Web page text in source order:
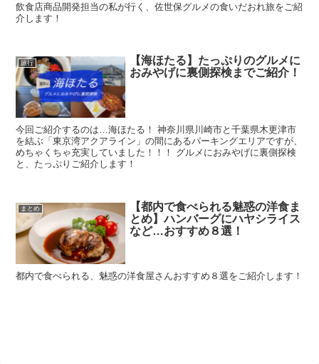
飲食店商品開発担当の私が行く、佐世保グルメの食いだおれ旅をご紹
介します！
旅行
【海ほたる】たっぷりのグルメに
おみやげに裏側探検までご紹介！
今回ご紹介するのは…海ほたる！ 神奈川県川崎市と千葉県木更津市
を結ぶ「東京湾アクアライン」の間にあるパーキングエリアですが、
めちゃくちゃ充実していました！！！ グルメにおみやげに裏側探検
と、たっぷりご紹介します！
まとめ
【都内で食べられる魅惑の洋食ま
とめ】ハンバーグにハヤシライス
など…おすすめ８選！
都内で食べられる、魅惑の洋食屋さんおすすめ８選をご紹介します！